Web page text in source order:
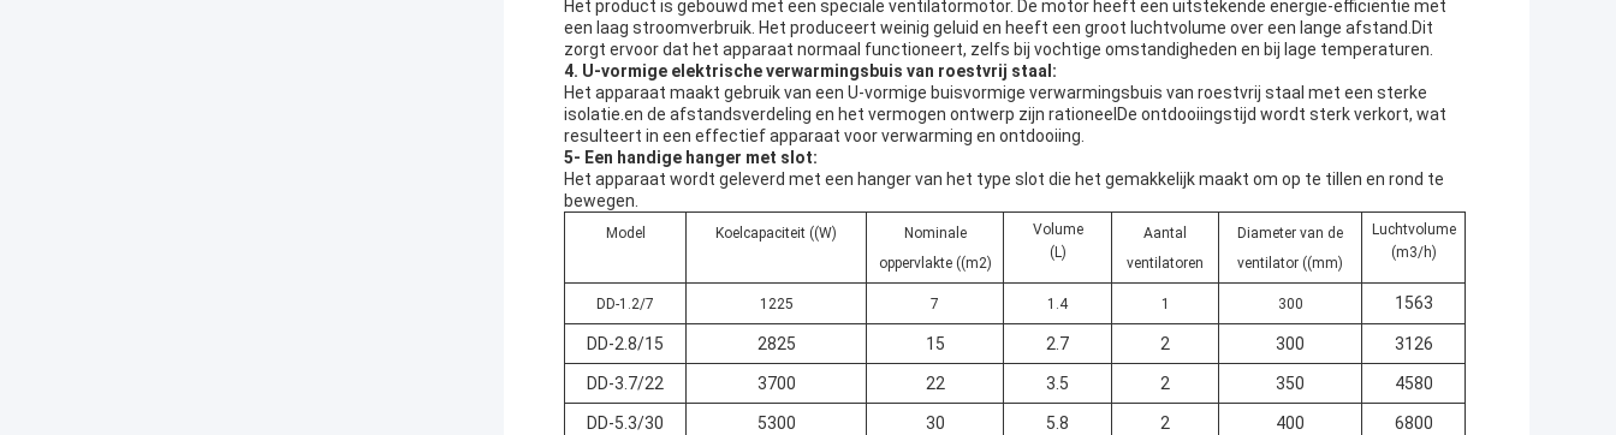
Het product is gebouwd met een speciale ventilatormotor. De motor heeft een uitstekende energie-efficiëntie met
een laag stroomverbruik. Het produceert weinig geluid en heeft een groot luchtvolume over een lange afstand.Dit
zorgt ervoor dat het apparaat normaal functioneert, zelfs bij vochtige omstandigheden en bij lage temperaturen.
4. U-vormige elektrische verwarmingsbuis van roestvrij staal:
Het apparaat maakt gebruik van een U-vormige buisvormige verwarmingsbuis van roestvrij staal met een sterke
isolatie.en de afstandsverdeling en het vermogen ontwerp zijn rationeelDe ontdooiingstijd wordt sterk verkort, wat
resulteert in een effectief apparaat voor verwarming en ontdooiing.
5- Een handige hanger met slot:
Het apparaat wordt geleverd met een hanger van het type slot die het gemakkelijk maakt om op te tillen en rond te
bewegen.
Model Koelcapaciteit ((W)
Nominale
oppervlakte ((m2)
Volume
(L)
Aantal
ventilatoren
Diameter van de
ventilator ((mm)
Luchtvolume
(m3/h)
DD-1.2/7 1225 7 1.4 1 300 1563
DD-2.8/15 2825 15 2.7 2 300 3126
DD-3.7/22 3700 22 3.5 2 350 4580
DD-5.3/30 5300 30 5.8 2 400 6800